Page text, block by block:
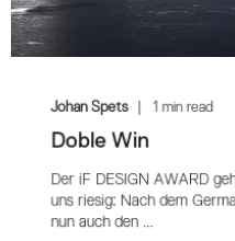
Johan Spets 1 min read
Doble Win
Der iF DESIGN AWARD
uns riesig: Nach dem
nun auch den ...